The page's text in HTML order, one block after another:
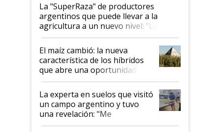
La "SuperRaza" de productores
argentinos que puede llevar a la
agricultura a un nuevo nivel: "Las
posibilidades de crecimiento son
infinitas"
El maíz cambió: la nueva
característica de los híbridos
que abre una oportunidad en
el lote
La experta en suelos que visitó
un campo argentino y tuvo
una revelación: "Me
impresionó mucho"